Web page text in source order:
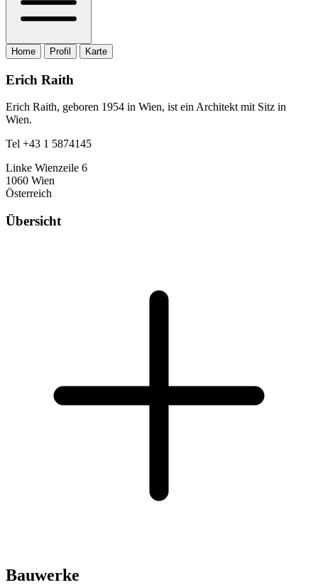
Home Profil Karte
Erich Raith
Erich Raith, geboren 1954 in Wien, ist ein Architekt mit Sitz in
Wien.
Tel +43 1 5874145
Linke Wienzeile 6
1060 Wien
Österreich
Übersicht
Bauwerke